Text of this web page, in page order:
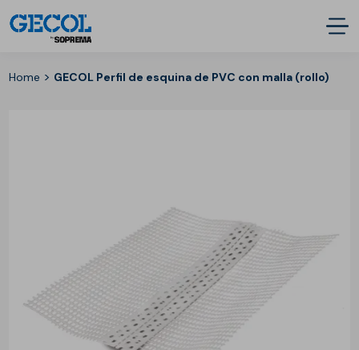
Home > GECOL Perfil de esquina de PVC con malla (rollo)